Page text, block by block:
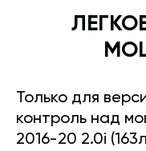
Только для
контроль над
2016-20 2.0i